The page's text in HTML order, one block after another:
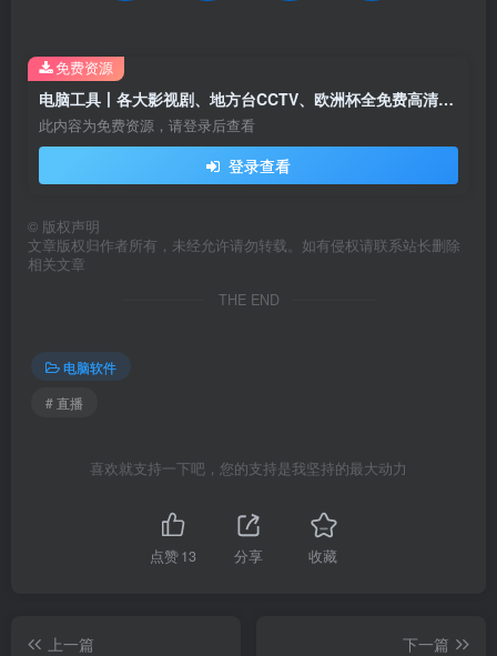
电脑工具丨各大影视剧、地方台CCTV、欧洲杯全免费高清观看，央视影音绿色免安装版本
此内容为免费资源，请登录后查看
登录查看
免费资源
© 版权声明
文章版权归作者所有，未经允许请勿转载。如有侵权请联系站长删除
相关文章
THE END
电脑软件
# 直播
喜欢就支持一下吧，您的支持是我坚持的最大动力
点赞13 分享 收藏
上一篇
下一篇